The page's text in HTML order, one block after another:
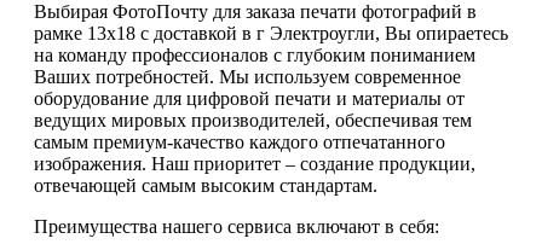
Выбирая ФотоПочту для заказа печати фотографий в
рамке 13х18 с доставкой в г Электроугли, Вы опираетесь
на команду профессионалов с глубоким пониманием
Ваших потребностей. Мы используем современное
оборудование для цифровой печати и материалы от
ведущих мировых производителей, обеспечивая тем
самым премиум-качество каждого отпечатанного
изображения. Наш приоритет – создание продукции,
отвечающей самым высоким стандартам.
Преимущества нашего сервиса включают в себя: